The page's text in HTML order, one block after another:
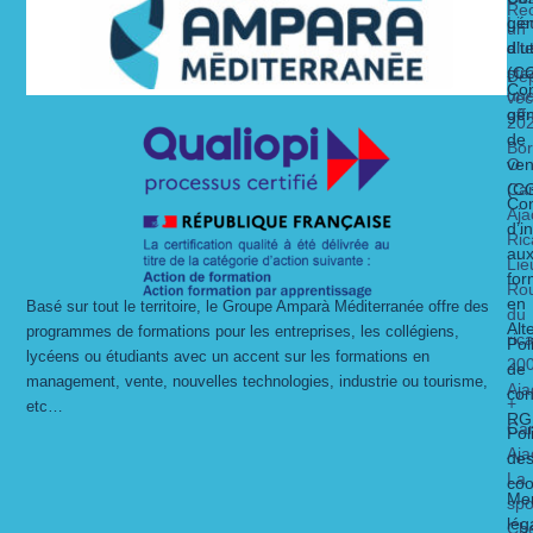
Basé sur tout le territoire, le Groupe Amparà Méditerranée offre des
programmes de formations pour les entreprises, les collégiens,
lycéens ou étudiants avec un accent sur les formations en
management, vente, nouvelles technologies, industrie ou tourisme,
etc…
un
dit
O
du
+
La
de
aux
en
de
des